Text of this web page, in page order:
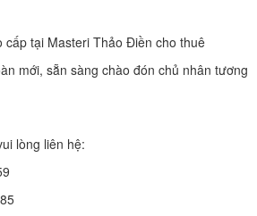
cấp tại Masteri Thảo Điền cho thuê
mới, sẵn sàng chào đón chủ nhân tương
lòng liên hệ: